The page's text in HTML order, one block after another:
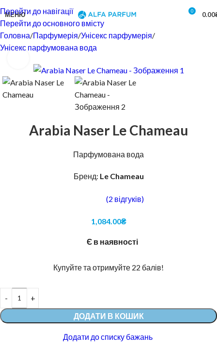
Перейти до навігації
Перейти до основного вмісту
МЕНЮ 0 0.00
Головна Парфумерія Унісекс парфумерія
Унісекс парфумована вода
Arabia Naser Le Chameau
Парфумована вода
Бренд: Le Chameau
( 2відгуків)
1,084.00₴
Є в наявності
Купуйте та отримуйте 22 балів!
ДОДАТИ В КОШИК
Додати до списку бажань